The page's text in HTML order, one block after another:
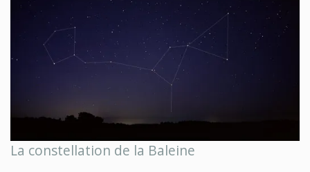
La constellation de la Baleine